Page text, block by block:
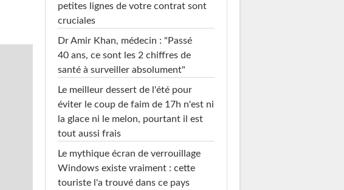
petites lignes de votre contrat sont
cruciales
Dr Amir Khan, médecin : "Passé
40 ans, ce sont les 2 chiffres de
santé à surveiller absolument"
Le meilleur dessert de l'été pour
éviter le coup de faim de 17h n'est ni
la glace ni le melon, pourtant il est
tout aussi frais
Le mythique écran de verrouillage
Windows existe vraiment : cette
touriste l'a trouvé dans ce pays